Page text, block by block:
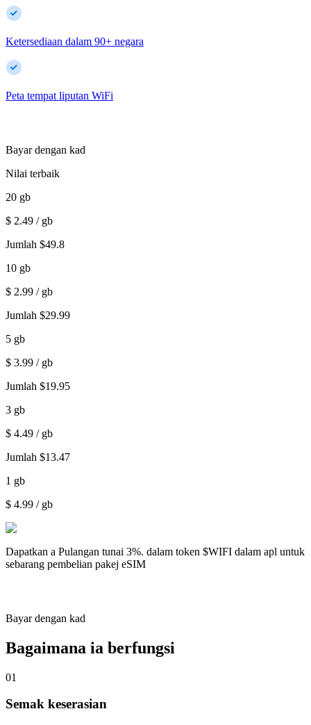
Ketersediaan dalam 90+ negara
Peta tempat liputan WiFi
Bayar dengan kad
Nilai terbaik
20 gb
$ 2.49 / gb
Jumlah $49.8
10 gb
$ 2.99 / gb
Jumlah $29.99
5 gb
$ 3.99 / gb
Jumlah $19.95
3 gb
$ 4.49 / gb
Jumlah $13.47
1 gb
$ 4.99 / gb
Dapatkan a Pulangan tunai 3%. dalam token $WIFI dalam apl untuk
sebarang pembelian pakej eSIM
Bayar dengan kad
Bagaimana ia berfungsi
01
Semak keserasian